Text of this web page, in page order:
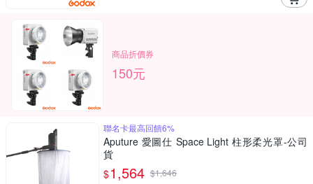
商品折價券
150元
聯名卡最高回饋6%
Aputure 愛圖仕 Space Light 柱形柔光罩-公司
貨
$1,564 $1,646